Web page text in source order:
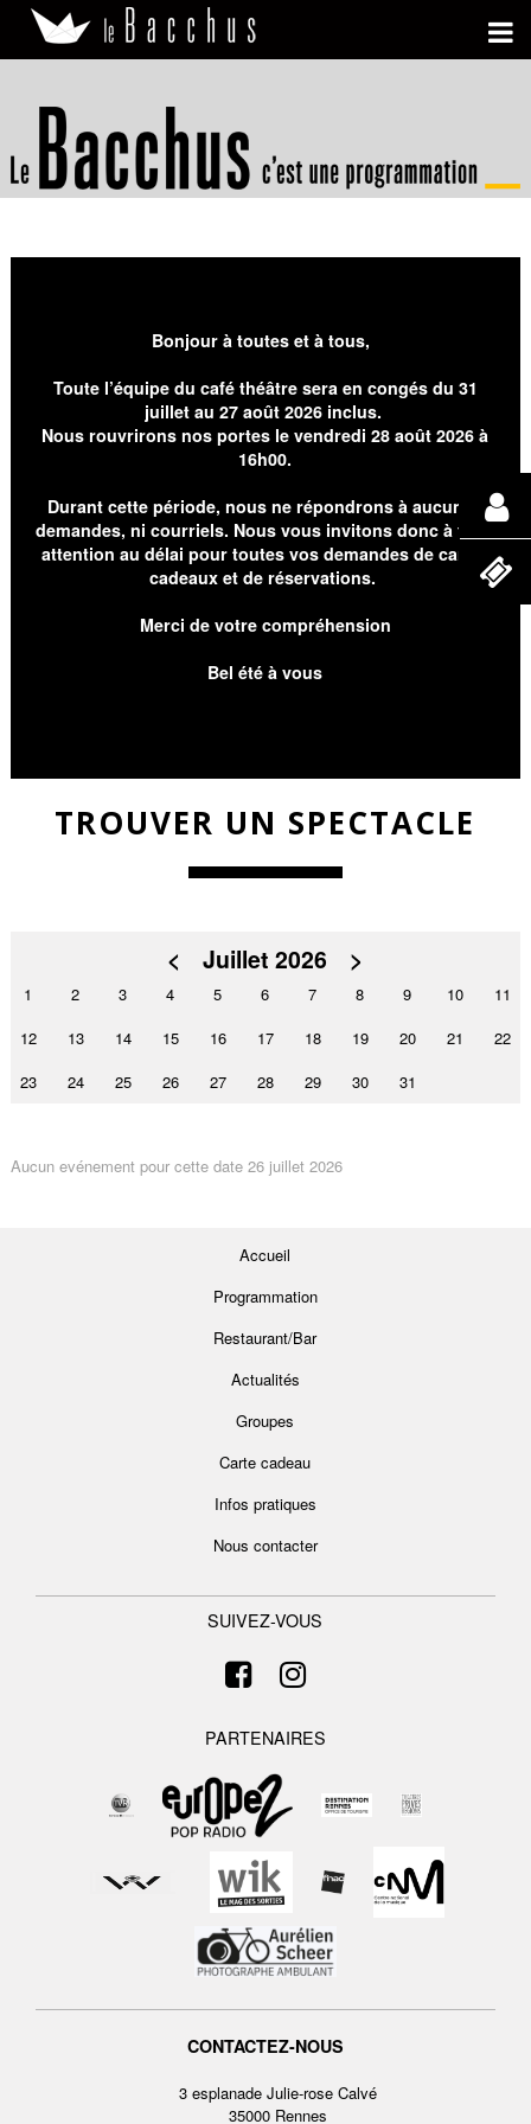
Bonjour à toutes et à tous,
Toute l’équipe du café théâtre sera en congés du 31
juillet au 27 août 2026 inclus.
Nous rouvrirons nos portes le vendredi 28 août 2026 à
16h00.
Durant cette période, nous ne répondrons à aucunes
demandes, ni courriels. Nous vous invitons donc à faire
attention au délai pour toutes vos demandes de cartes
cadeaux et de réservations.
Merci de votre compréhension
Bel été à vous
TROUVER UN SPECTACLE
< Juillet 2026 >
1 2 3 4 5 6 7 8 9 10
11
12
13 14 15 16 17 18 19 20 21
22
23
24 25 26 27 28 29 30 31
Aucun evénement pour cette date 26 juillet 2026
Accueil
Programmation
Restaurant/Bar
Actualités
Groupes
Carte cadeau
Infos pratiques
Nous contacter
SUIVEZ-VOUS
PARTENAIRES
CONTACTEZ-NOUS
3 esplanade Julie-rose Calvé
35000 Rennes